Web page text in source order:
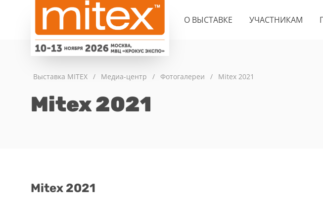
О ВЫСТАВКЕ УЧАСТНИКАМ
Выставка MITEX / Медиа-центр / Фотогалереи / Mitex 2021
Mitex 2021
Mitex 2021